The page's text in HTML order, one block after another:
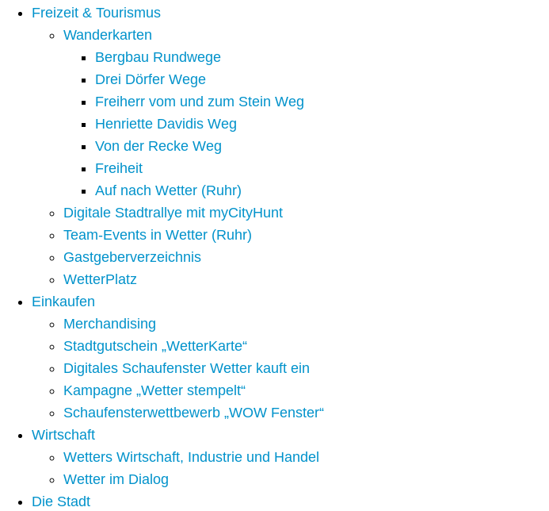
Freizeit & Tourismus
Wanderkarten
Bergbau Rundwege
Drei Dörfer Wege
Freiherr vom und zum Stein Weg
Henriette Davidis Weg
Von der Recke Weg
Freiheit
Auf nach Wetter (Ruhr)
Digitale Stadtrallye mit myCityHunt
Team-Events in Wetter (Ruhr)
Gastgeberverzeichnis
WetterPlatz
Einkaufen
Merchandising
Stadtgutschein „WetterKarte“
Digitales Schaufenster Wetter kauft ein
Kampagne „Wetter stempelt“
Schaufensterwettbewerb „WOW Fenster“
Wirtschaft
Wetters Wirtschaft, Industrie und Handel
Wetter im Dialog
Die Stadt